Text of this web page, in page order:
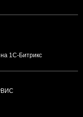
1С-Битрикс